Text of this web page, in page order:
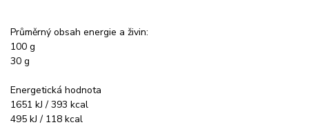
Průměrný obsah energie a živin:
100 g
30 g
Energetická hodnota
1651 kJ / 393 kcal
495 kJ / 118 kcal